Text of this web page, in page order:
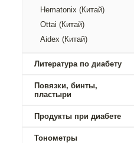
Hematonix (Китай)
Ottai (Китай)
Aidex (Китай)
Литература по диабету
Повязки, бинты,
пластыри
Продукты при диабете
Тонометры